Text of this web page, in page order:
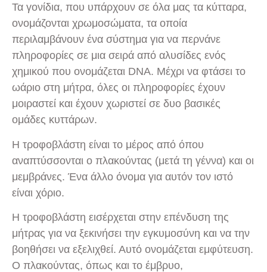
Τα γονίδια, που υπάρχουν σε όλα μας τα κύτταρα,
ονομάζονται χρωμοσώματα, τα οποία
περιλαμβάνουν ένα σύστημα για να περνάνε
πληροφορίες σε μια σειρά από αλυσίδες ενός
χημικού που ονομάζεται DNA. Μέχρι να φτάσει το
ωάριο στη μήτρα, όλες οι πληροφορίες έχουν
μοιραστεί και έχουν χωριστεί σε δυο βασικές
ομάδες κυττάρων.
Η τροφοβλάστη είναι το μέρος από όπου
αναπτύσσονται ο πλακούντας (μετά τη γέννα) και οι
μεμβράνες. Ένα άλλο όνομα για αυτόν τον ιστό
είναι χόριο.
Η τροφοβλάστη εισέρχεται στην επένδυση της
μήτρας για να ξεκινήσει την εγκυμοσύνη και να την
βοηθήσει να εξελιχθεί. Αυτό ονομάζεται εμφύτευση.
Ο πλακούντας, όπως και το έμβρυο,